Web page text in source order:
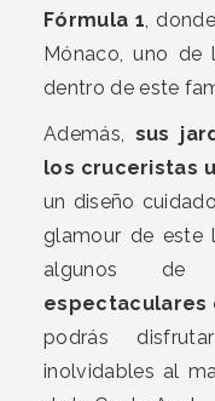
Fórmula 1,
Mónaco, uno de
dentro de este
Además, sus
los cruceristas
un diseño
glamour de este
algunos
espectaculares
podrás
inolvidables al